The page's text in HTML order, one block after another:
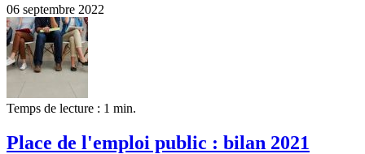
06 septembre 2022
Temps de lecture : 1 min.
Place de l'emploi public : bilan 2021